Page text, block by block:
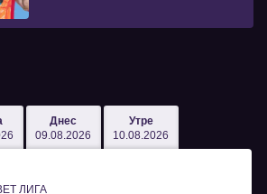
Днес
09.08.2026
Утре
10.08.2026
ЛИГА